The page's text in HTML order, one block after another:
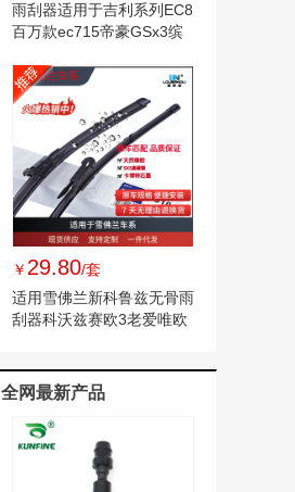
雨刮器适用于吉利系列EC8
百万款ec715帝豪GSx3缤
￥ 29.80/套
适用雪佛兰新科鲁兹无骨雨
刮器科沃兹赛欧3老爱唯欧
全网最新产品